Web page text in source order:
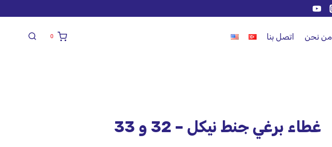
من نحن اتصل بنا 0
غطاء برغي جنط نيكل – 32 و 33